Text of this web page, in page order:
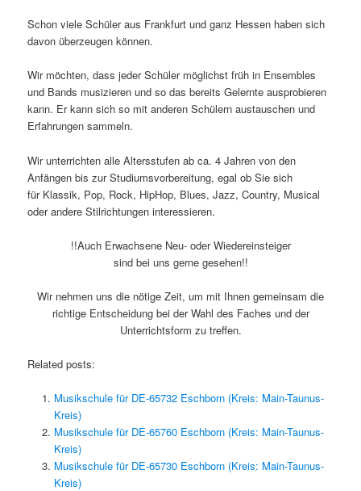
Schon viele Schüler aus Frankfurt und ganz Hessen haben sich
davon überzeugen können.
Wir möchten, dass jeder Schüler möglichst früh in Ensembles
und Bands musizieren und so das bereits Gelernte ausprobieren
kann. Er kann sich so mit anderen Schülern austauschen und
Erfahrungen sammeln.
Wir unterrichten alle Altersstufen ab ca. 4 Jahren von den
Anfängen bis zur Studiumsvorbereitung, egal ob Sie sich
für Klassik, Pop, Rock, HipHop, Blues, Jazz, Country, Musical
oder andere Stilrichtungen interessieren.
!!Auch Erwachsene Neu- oder Wiedereinsteiger
sind bei uns gerne gesehen!!
Wir nehmen uns die nötige Zeit, um mit Ihnen gemeinsam die
richtige Entscheidung bei der Wahl des Faches und der
Unterrichtsform zu treffen.
Related posts:
Musikschule für DE-65732 Eschborn (Kreis: Main-Taunus-
Kreis)
Musikschule für DE-65760 Eschborn (Kreis: Main-Taunus-
Kreis)
Musikschule für DE-65730 Eschborn (Kreis: Main-Taunus-
Kreis)